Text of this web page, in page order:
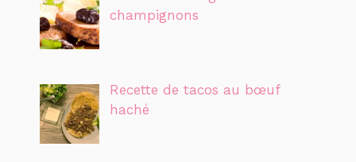
champignons
Recette de tacos au bœuf
haché